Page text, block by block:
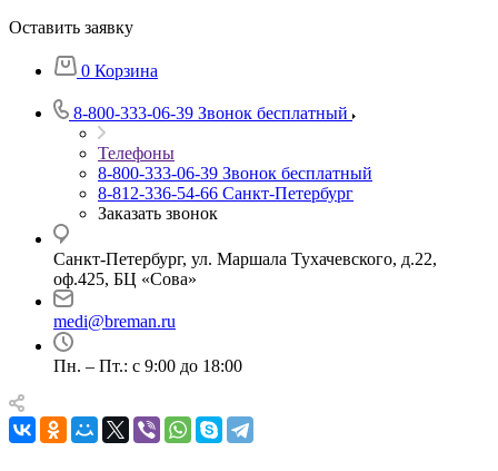
Оставить заявку
0 Корзина
8-800-333-06-39 Звонок бесплатный
Телефоны
8-800-333-06-39 Звонок бесплатный
8-812-336-54-66 Санкт-Петербург
Заказать звонок
Санкт-Петербург, ул. Маршала Тухачевского, д.22,
оф.425, БЦ «Сова»
medi@breman.ru
Пн. – Пт.: с 9:00 до 18:00